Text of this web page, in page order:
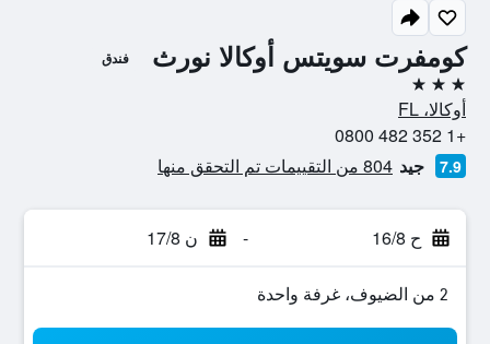
كومفرت سويتس أوكالا نورث فندق
3 نجوم
أوكالا، FL
+1 352 482 0800
7.9 جيد 804 من التقييمات تم التحقق منها
ح 16/8 - ن 17/8
2 من الضيوف، غرفة واحدة